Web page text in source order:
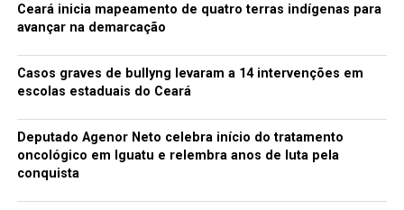
Ceará inicia mapeamento de quatro terras indígenas para
avançar na demarcação
Casos graves de bullyng levaram a 14 intervenções em
escolas estaduais do Ceará
Deputado Agenor Neto celebra início do tratamento
oncológico em Iguatu e relembra anos de luta pela
conquista